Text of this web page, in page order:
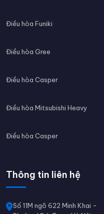
Điều hòa Funiki
Điều hòa Gree
Điều hòa Casper
Điều hòa Mitsubishi Heavy
Điều hòa Casper
Thông tin liên hệ
Số 11M ngõ 622 Minh Khai -